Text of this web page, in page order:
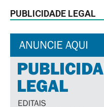
PUBLICIDADE LEGAL